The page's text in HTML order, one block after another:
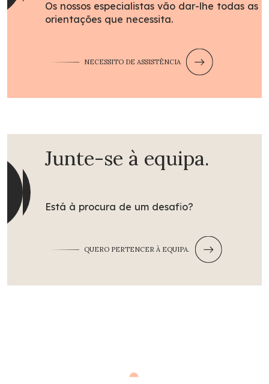
Os nossos especialistas vão dar-lhe todas as
orientações que necessita.
NECESSITO DE ASSISTÊNCIA
Junte-se à equipa.
Está à procura de um desafio?
QUERO PERTENCER À EQUIPA.